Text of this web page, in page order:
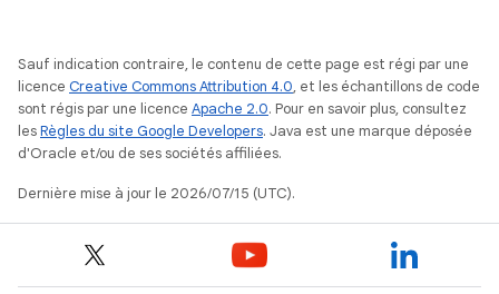
Sauf indication contraire, le contenu de cette page est régi par une
licence Creative Commons Attribution 4.0, et les échantillons de code
sont régis par une licence Apache 2.0. Pour en savoir plus, consultez
lesRègles du site Google Developers. Java est une marque déposée
d'Oracle et/ou de ses sociétés affiliées.
Dernière mise à jour le 2026/07/15 (UTC).